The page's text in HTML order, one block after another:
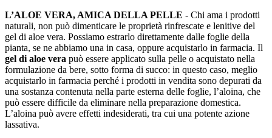
L’ALOE VERA, AMICA DELLA PELLE - Chi ama i prodotti
naturali, non può dimenticare le proprietà rinfrescate e lenitive del
gel di aloe vera. Possiamo estrarlo direttamente dalle foglie della
pianta, se ne abbiamo una in casa, oppure acquistarlo in farmacia. Il
gel di aloe vera può essere applicato sulla pelle o acquistato nella
formulazione da bere, sotto forma di succo: in questo caso, meglio
acquistarlo in farmacia perché i prodotti in vendita sono depurati da
una sostanza contenuta nella parte esterna delle foglie, l’aloina, che
può essere difficile da eliminare nella preparazione domestica.
L’aloina può avere effetti indesiderati, tra cui una potente azione
lassativa.